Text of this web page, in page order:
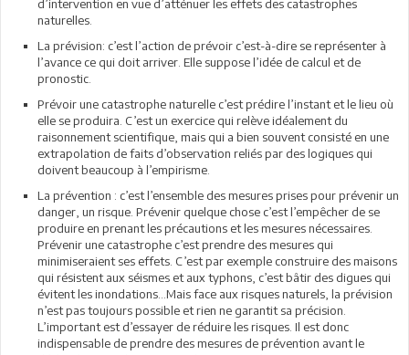
d’intervention en vue d’atténuer les effets des catastrophes
naturelles.
La prévision: c’est l’action de prévoir c’est-à-dire se représenter à
l’avance ce qui doit arriver. Elle suppose l’idée de calcul et de
pronostic.
Prévoir une catastrophe naturelle c’est prédire l’instant et le lieu où
elle se produira. C’est un exercice qui relève idéalement du
raisonnement scientifique, mais qui a bien souvent consisté en une
extrapolation de faits d’observation reliés par des logiques qui
doivent beaucoup à l’empirisme.
La prévention : c’est l’ensemble des mesures prises pour prévenir un
danger, un risque. Prévenir quelque chose c’est l’empêcher de se
produire en prenant les précautions et les mesures nécessaires.
Prévenir une catastrophe c’est prendre des mesures qui
minimiseraient ses effets. C’est par exemple construire des maisons
qui résistent aux séismes et aux typhons, c’est bâtir des digues qui
évitent les inondations...Mais face aux risques naturels, la prévision
n’est pas toujours possible et rien ne garantit sa précision.
L’important est d’essayer de réduire les risques. Il est donc
indispensable de prendre des mesures de prévention avant le